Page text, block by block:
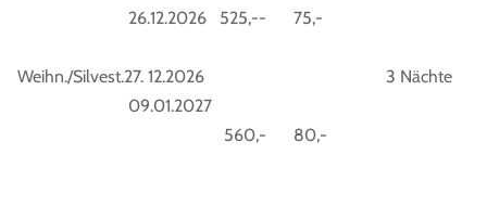
Weihn./Silvest.
26.12.2026
27. 12.2026
09.01.2027
525,--
560,-
75,-
80,-
3 Nächte